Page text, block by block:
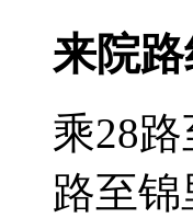
来院
乘28
路至